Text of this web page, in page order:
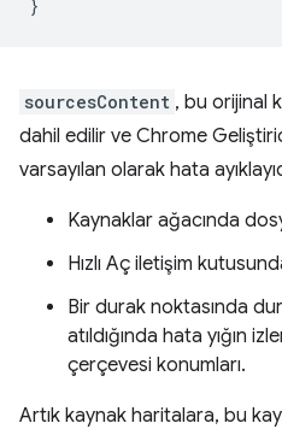
}
sourcesContent , bu orijinal
dahil edilir ve Chrome
varsayılan olarak hata
Kaynaklar ağacında
Hızlı Aç iletişim
Bir durak noktasında
atıldığında hata yığın
çerçevesi konumları.
Artık kaynak haritalara, bu